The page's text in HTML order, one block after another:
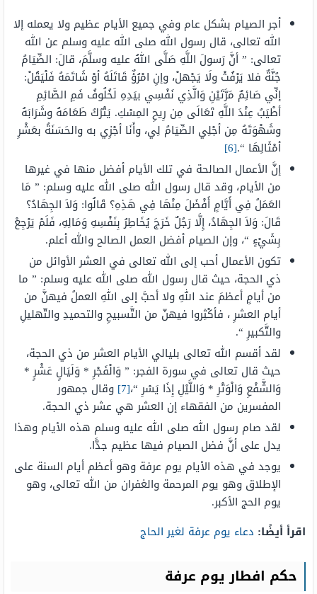
أجر الصيام بشكل عام وفي جميع الأيام عظيم ولا يعمله إلا
الله تعالى، قال رسول الله صلى الله عليه وسلم عن الله
تعالى: ” أنَّ رَسولَ اللَّهِ صَلَّى اللهُ عليه وسلَّمَ، قالَ: الصِّيَامُ
جُنَّةٌ فلا يَرْفُثْ ولَا يَجْهلْ، وإنِ امْرُؤٌ قَاتَلَهُ أوْ شَاتَمَهُ فَلْيَقُلْ:
إنِّي صَائِمٌ مَرَّتَيْنِ وَالَّذِي نَفْسِي بيَدِهِ لَخُلُوفُ فَمِ الصَّائِمِ
أطْيَبُ عِنْدَ اللَّهِ تَعَالَى مِن رِيحِ المِسْكِ. يَتْرُكُ طَعَامَهُ وشَرَابَهُ
وشَهْوَتَهُ مِن أجْلِي الصِّيَامُ لِي، وأَنَا أجْزِي به والحَسَنَةُ بعَشْرِ
أمْثَالِهَا “.[6]
إنَّ الأعمال الصالحة في تلك الأيام أفضل منها في غيرها
من الأيام، وقد قال رسول الله صلى الله عليه وسلم: ” مَا
العَمَلُ فِي أَيَّامٍ أَفْضَلَ مِنْهَا فِي هَذِهِ؟ قَالُوا: وَلاَ الجِهَادُ؟
قَالَ: وَلاَ الجِهَادُ، إِلَّا رَجُلٌ خَرَجَ يُخَاطِرُ بِنَفْسِهِ وَمَالِهِ، فَلَمْ يَرْجِعْ
بِشَيْءٍ “، وإن الصيام أفضل العمل الصالح والله أعلم.
تكون الأعمال أحب إلى الله تعالى في العشر الأوائل من
ذي الحجة، حيث قال رسول الله صلى الله عليه وسلم: ” ما
من أيامٍ أعظمَ عند اللهِ ولا أحبَّ إلى اللهِ العملُ فيهنَّ من
أيام العشرِ ، فأكْثِروا فيهنّ من التَّسبيحِ والتحميدِ والتّهليلِ
والتَّكبيرِ “.
لقد أقسم الله تعالى بليالي الأيام العشر من ذي الحجة،
حيث قال تعالى في سورة الفجر: ” وَالْفَجْرِ * وَلَيَالٍ عَشْرٍ *
وَالشَّفْعِ وَالْوَتْرِ * وَاللَّيْلِ إِذَا يَسْرِ “،[7]
وقال جمهور
المفسرين من الفقهاء إن العشر هي عشر ذي الحجة.
لقد صام رسول الله صلى الله عليه وسلم هذه الأيام وهذا
يدل على أنَّ فضل الصيام فيها عظيم جدًّا.
يوجد في هذه الأيام يوم عرفة وهو أعظم أيام السنة على
الإطلاق وهو يوم المرحمة والغفران من الله تعالى، وهو
يوم الحج الأكبر.
اقرأ أيضًا: دعاء يوم عرفة لغير الحاج
حكم افطار يوم عرفة